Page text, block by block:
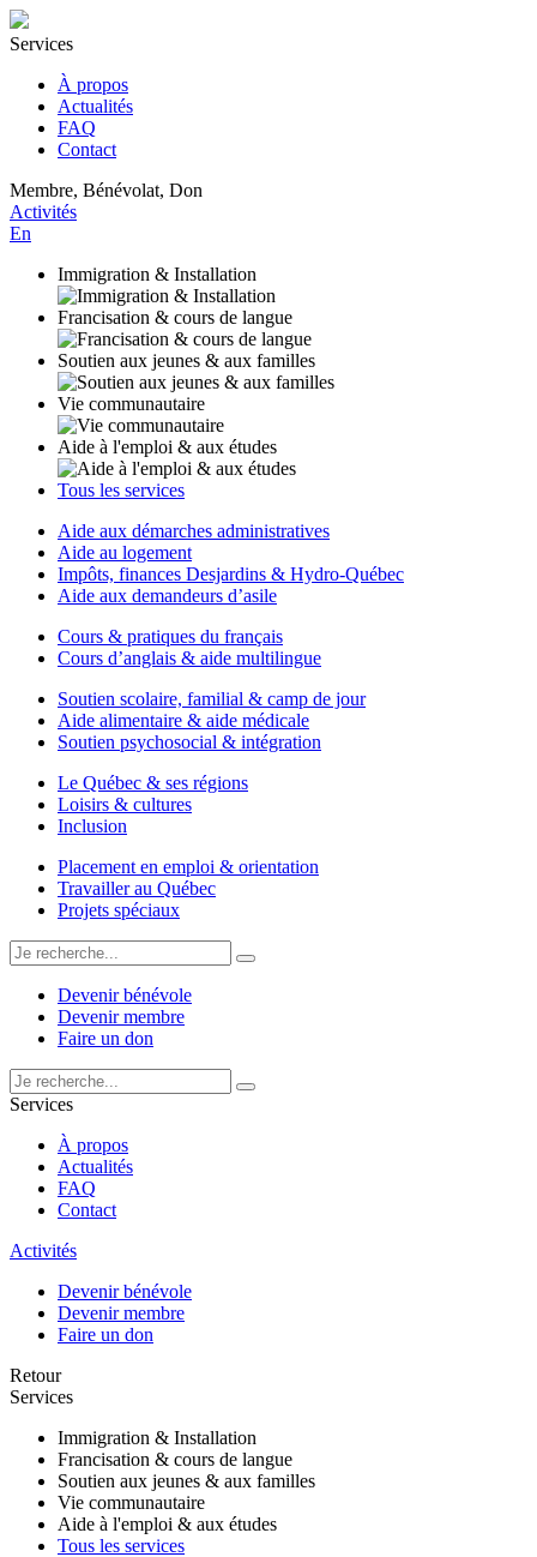
Services
À propos
Actualités
FAQ
Contact
Membre, Bénévolat, Don
Activités
En
Immigration & Installation
Francisation & cours de langue
Soutien aux jeunes & aux familles
Vie communautaire
Aide à l'emploi & aux études
Tous les services
Aide aux démarches administratives
Aide au logement
Impôts, finances Desjardins & Hydro-Québec
Aide aux demandeurs d’asile
Cours & pratiques du français
Cours d’anglais & aide multilingue
Soutien scolaire, familial & camp de jour
Aide alimentaire & aide médicale
Soutien psychosocial & intégration
Le Québec & ses régions
Loisirs & cultures
Inclusion
Placement en emploi & orientation
Travailler au Québec
Projets spéciaux
Devenir bénévole
Devenir membre
Faire un don
Services
À propos
Actualités
FAQ
Contact
Activités
Devenir bénévole
Devenir membre
Faire un don
Retour
Services
Immigration & Installation
Francisation & cours de langue
Soutien aux jeunes & aux familles
Vie communautaire
Aide à l'emploi & aux études
Tous les services